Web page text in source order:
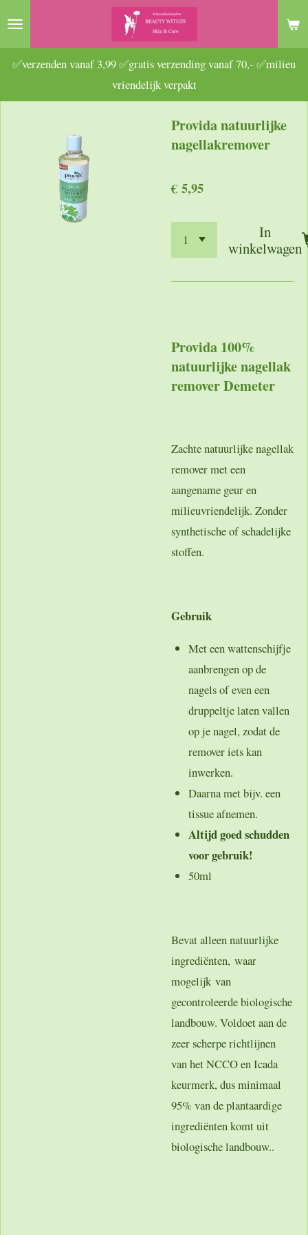
Ga
naar
hoofdinhoud
✅verzenden vanaf 3,99 ✅gratis verzending vanaf 70,- ✅milieu
vriendelijk verpakt
Provida natuurlijke
nagellakremover
€ 5,95
In
winkelwagen
Provida 100%
natuurlijke nagellak
remover Demeter
Zachte natuurlijke nagellak
remover met een
aangename geur en
milieuvriendelijk. Zonder
synthetische of schadelijke
stoffen.
Gebruik
Met een wattenschijfje
aanbrengen op de
nagels of even een
druppeltje laten vallen
op je nagel, zodat de
remover iets kan
inwerken.
Daarna met bijv. een
tissue afnemen.
Altijd goed schudden
voor gebruik!
50ml
Bevat alleen natuurlijke
ingrediënten, waar
mogelijk van
gecontroleerde biologische
landbouw. Voldoet aan de
zeer scherpe richtlijnen
van het NCCO en Icada
keurmerk, dus minimaal
95% van de plantaardige
ingrediënten komt uit
biologische landbouw..